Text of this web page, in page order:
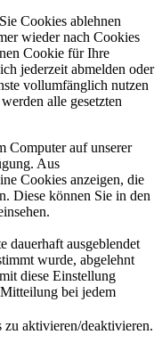
Cookies ablehnen
wieder nach Cookies
Cookie für Ihre
jederzeit abmelden oder
vollumfänglich nutzen
alle gesetzten
Computer auf unserer
Aus
Cookies anzeigen, die
Diese können Sie in den
dauerhaft ausgeblendet
wurde, abgelehnt
diese Einstellung
bei jedem
aktivieren/deaktivieren.